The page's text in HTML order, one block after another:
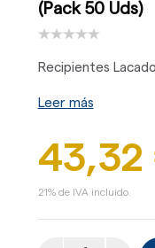
(Pack 50 Uds)
Recipientes
Leer más
21% de IVA incluido.